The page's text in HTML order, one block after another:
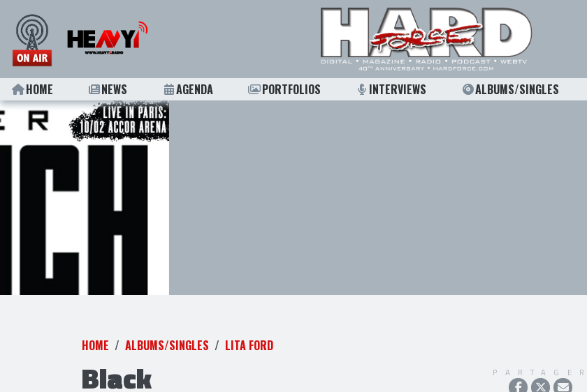
HOME NEWS AGENDA PORTFOLIOS INTERVIEWS ALBUMS/SINGLES
HOME ALBUMS/SINGLES LITA FORD
Black PARTAGER